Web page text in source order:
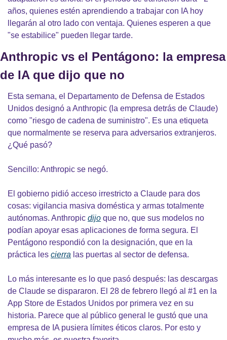
años, quienes estén aprendiendo a trabajar con IA hoy
llegarán al otro lado con ventaja. Quienes esperen a que
"se estabilice" pueden llegar tarde.
Anthropic vs el Pentágono: la empresa
de IA que dijo que no
Esta semana, el Departamento de Defensa de Estados
Unidos designó a Anthropic (la empresa detrás de Claude)
como "riesgo de cadena de suministro". Es una etiqueta
que normalmente se reserva para adversarios extranjeros.
¿Qué pasó?
Sencillo: Anthropic se negó.
El gobierno pidió acceso irrestricto a Claude para dos
cosas: vigilancia masiva doméstica y armas totalmente
autónomas. Anthropic dijo que no, que sus modelos no
podían apoyar esas aplicaciones de forma segura. El
Pentágono respondió con la designación, que en la
práctica les cierra las puertas al sector de defensa.
Lo más interesante es lo que pasó después: las descargas
de Claude se dispararon. El 28 de febrero llegó al #1 en la
App Store de Estados Unidos por primera vez en su
historia. Parece que al público general le gustó que una
empresa de IA pusiera límites éticos claros. Por esto y